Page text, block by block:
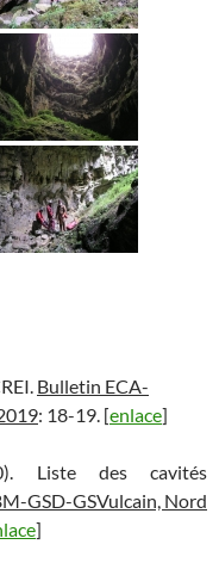
Bulletin ECA-
: 18-19. [enlace]
Liste des cavités
GSD-GSVulcain, Nord
]